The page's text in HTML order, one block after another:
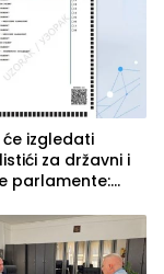
će izgledati
za državni i
parlamente:
njima